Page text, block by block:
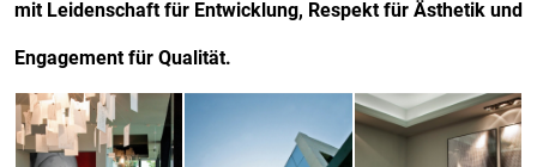
mit Leidenschaft für Entwicklung, Respekt für Ästhetik und
Engagement für Qualität.